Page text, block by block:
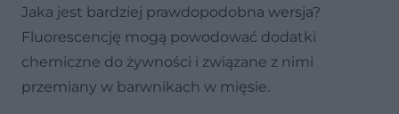
Jaka jest bardziej prawdopodobna wersja?
Fluorescencję mogą powodować dodatki
chemiczne do żywności i związane z nimi
przemiany w barwnikach w mięsie.